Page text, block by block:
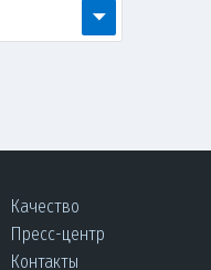
Качество
Пресс-центр
Контакты